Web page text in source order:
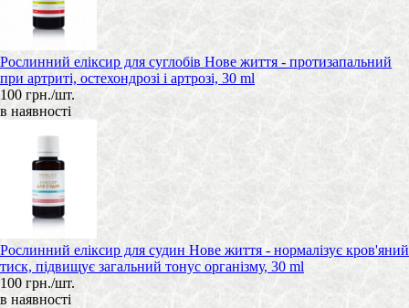
Рослинний еліксир для суглобів Нове життя - протизапальний
при артриті, остехондрозі і артрозі, 30 ml
100 грн./шт.
в наявності
Рослинний еліксир для судин Нове життя - нормалізує кров'яний
тиск, підвищує загальний тонус організму, 30 ml
100 грн./шт.
в наявності